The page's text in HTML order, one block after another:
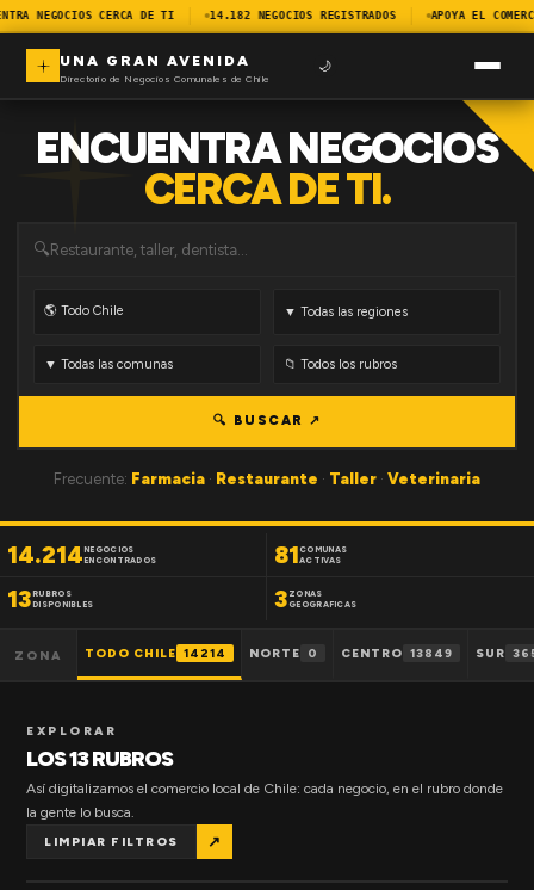
NEGOCIOS CERCA DE TI 14.182 NEGOCIOS REGISTRADOS APOYA EL
UNA GRAN AVENIDA
Directorio de Negocios Comunales de Chile
🌙
ENCUENTRA NEGOCIOS
CERCA DE TI.
🔍
🔍 BUSCAR ↗
Frecuente: Farmacia · Restaurante · Taller · Veterinaria
14.214NEGOCIOS
ENCONTRADOS
81 COMUNAS
ACTIVAS
13RUBROS
DISPONIBLES
3 ZONAS
GEOGRAFICAS
ZONA TODO CHILE 14214 NORTE 0 CENTRO 13849 SUR
EXPLORAR
LOS 13 RUBROS
Así digitalizamos el comercio local de Chile: cada negocio, en el rubro donde
la gente lo busca.
LIMPIAR FILTROS ↗